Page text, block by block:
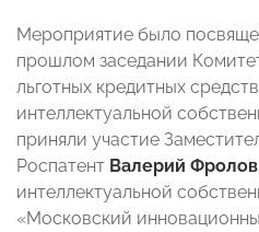
Мероприятие было
прошлом заседании
льготных кредитных
интеллектуальной
приняли участие
Роспатент Валерий Фролов
интеллектуальной
«Московский